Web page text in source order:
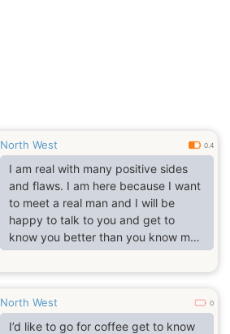
North West 0.4
I am real with many positive sides
and flaws. I am here because I want
to meet a real man and I will be
happy to talk to you and get to
know you better than you know me.
When you look into my eyes you will
understand everything. No more
North West 0
I’d like to go for coffee get to know